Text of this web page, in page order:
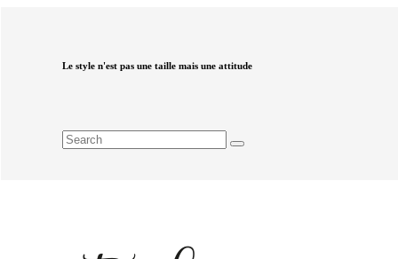
Le style n'est pas une taille mais une attitude